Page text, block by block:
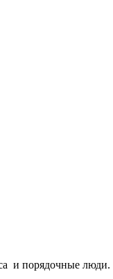
и порядочные